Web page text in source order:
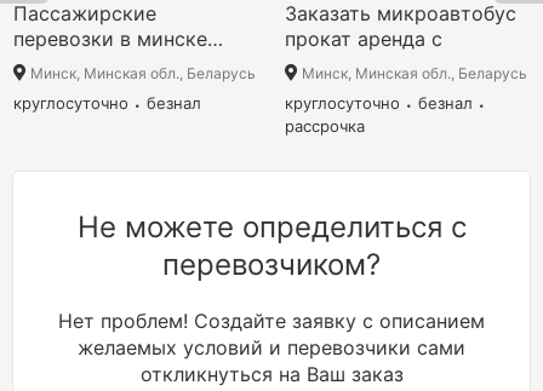
Пассажирские
перевозки в минске
микроавтобусом
Минск, Минская обл., Беларусь
круглосуточно безнал
Заказать микроавтобус
прокат аренда с
Минск, Минская обл., Беларусь
круглосуточно
безнал
рассрочка
Не можете определиться с
перевозчиком?
Нет проблем! Создайте заявку с описанием
желаемых условий и перевозчики сами
откликнуться на Ваш заказ